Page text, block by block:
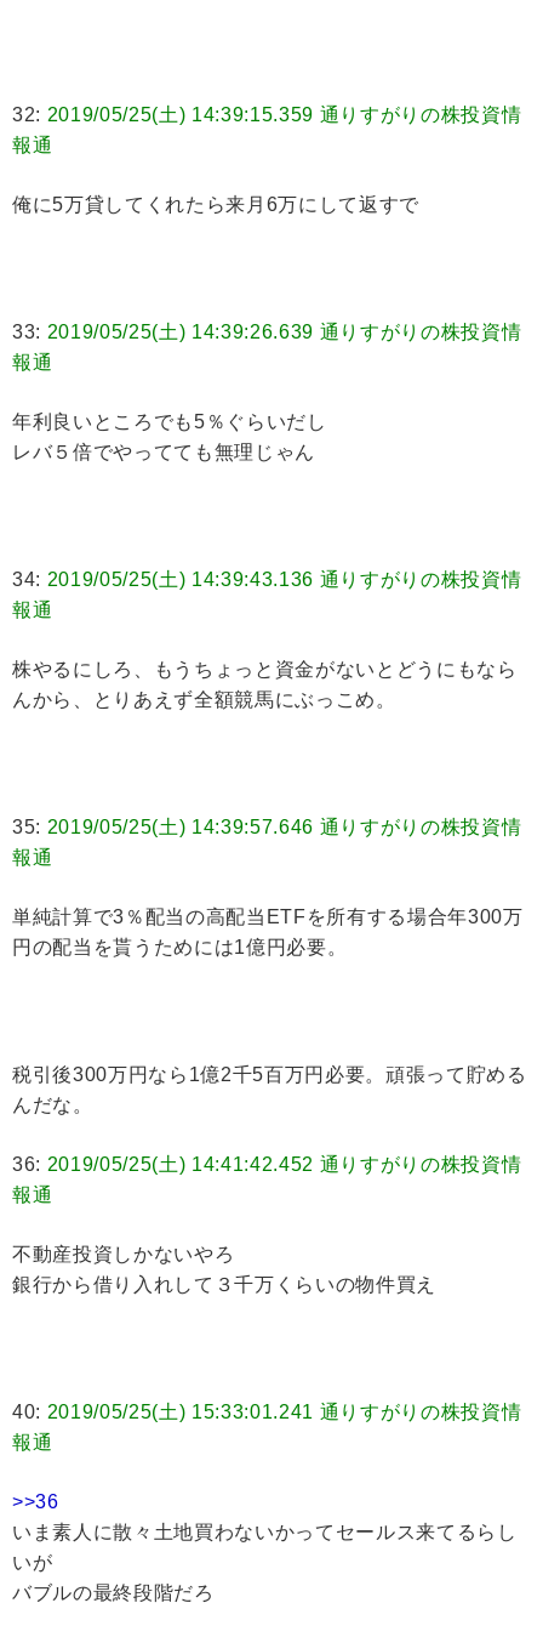
32: 2019/05/25(土) 14:39:15.359 通りすがりの株投資情
報通
俺に5万貸してくれたら来月6万にして返すで
33: 2019/05/25(土) 14:39:26.639 通りすがりの株投資情
報通
年利良いところでも5％ぐらいだし
レバ５倍でやってても無理じゃん
34: 2019/05/25(土) 14:39:43.136 通りすがりの株投資情
報通
株やるにしろ、もうちょっと資金がないとどうにもなら
んから、とりあえず全額競馬にぶっこめ。
35: 2019/05/25(土) 14:39:57.646 通りすがりの株投資情
報通
単純計算で3％配当の高配当ETFを所有する場合年300万
円の配当を貰うためには1億円必要。
税引後300万円なら1億2千5百万円必要。頑張って貯める
んだな。
36: 2019/05/25(土) 14:41:42.452 通りすがりの株投資情
報通
不動産投資しかないやろ
銀行から借り入れして３千万くらいの物件買え
40: 2019/05/25(土) 15:33:01.241 通りすがりの株投資情
報通
>>36
いま素人に散々土地買わないかってセールス来てるらし
いが
バブルの最終段階だろ